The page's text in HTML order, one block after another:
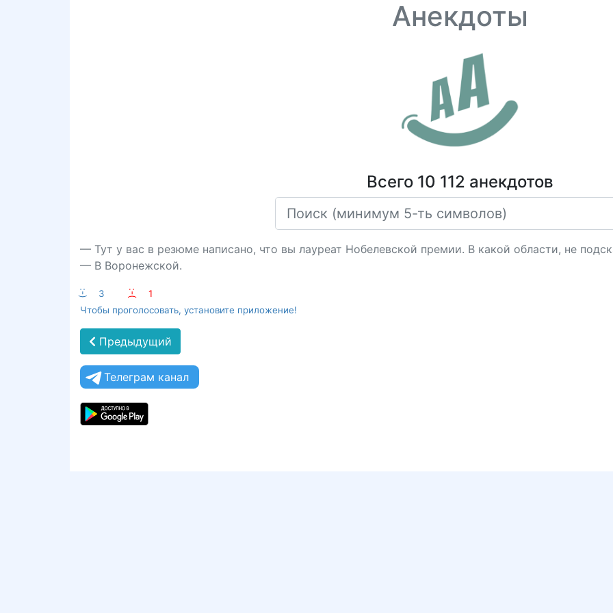
Анекдоты
Всего 10 112 анекдотов
— Тут у вас в резюме написано, что вы лауреат Нобелевской премии. В какой области, не
— В Воронежской.
:-) 3 :-(
1
Чтобы проголосовать, установите приложение!
Предыдущий
Телеграм канал